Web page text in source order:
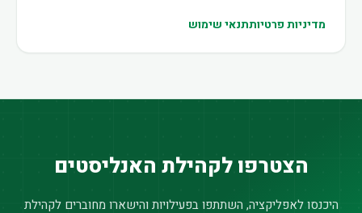
מדיניות פרטיותתנאי שימוש
הצטרפו לקהילת האנליסטים
היכנסו לאפליקציה, השתתפו בפעילויות והישארו מחוברים לקהילת